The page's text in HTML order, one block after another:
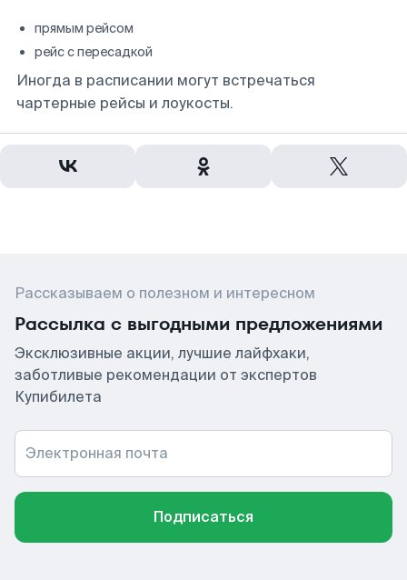
прямым рейсом
рейс с пересадкой
Иногда в расписании могут встречаться
чартерные рейсы и лоукосты.
Рассказываем о полезном и интересном
Рассылка с выгодными предложениями
Эксклюзивные акции, лучшие лайфхаки,
заботливые рекомендации от экспертов
Купибилета
Электронная почта
Подписаться